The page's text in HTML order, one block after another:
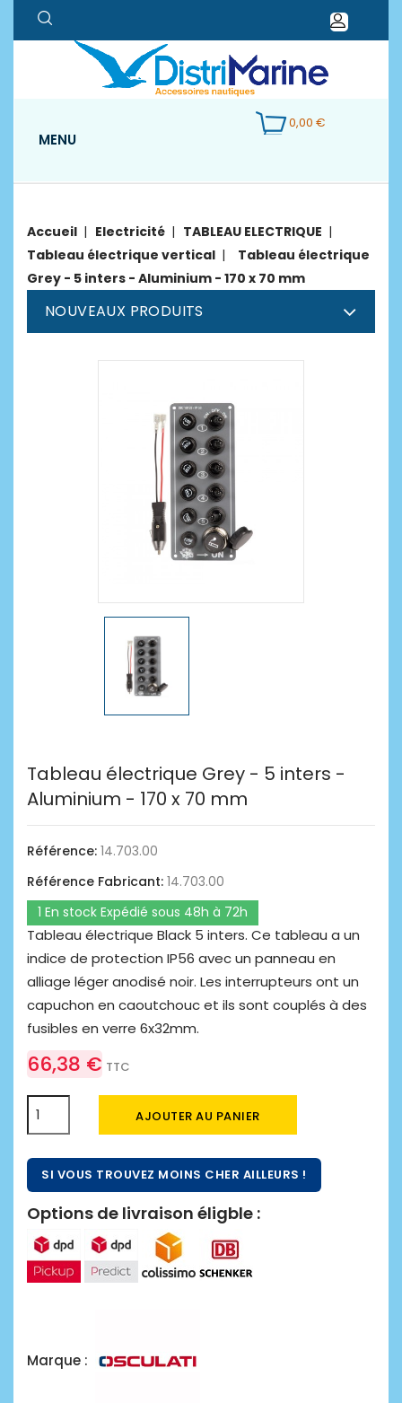
0,00 €
MENU
Accueil Electricité
TABLEAU ELECTRIQUE
Tableau électrique vertical
Tableau électrique
Grey - 5 inters - Aluminium - 170 x 70 mm
NOUVEAUX PRODUITS
Tableau électrique Grey - 5 inters -
Aluminium - 170 x 70 mm
Référence: 14.703.00
Référence Fabricant: 14.703.00
1 En stock Expédié sous 48h à 72h
Tableau électrique Black 5 inters. Ce tableau a un
indice de protection IP56 avec un panneau en
alliage léger anodisé noir. Les interrupteurs ont un
capuchon en caoutchouc et ils sont couplés à des
fusibles en verre 6x32mm.
66,38 € TTC
AJOUTER AU PANIER
SI VOUS TROUVEZ MOINS CHER AILLEURS !
Options de livraison éligble :
Marque :